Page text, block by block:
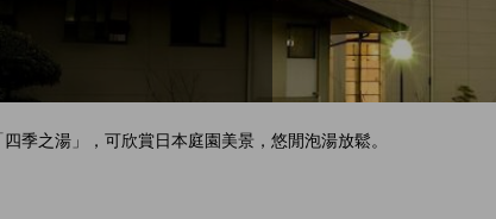
季之湯」，可欣賞日本庭園美景，悠閒泡湯放鬆。